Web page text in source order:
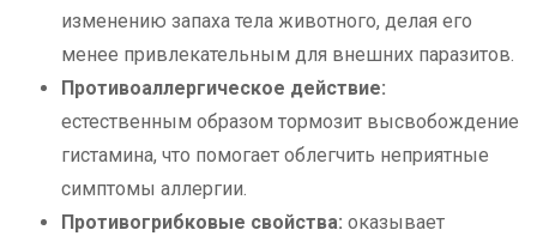
изменению запаха тела животного, делая его
менее привлекательным для внешних паразитов.
Противоаллергическое действие:
естественным образом тормозит высвобождение
гистамина, что помогает облегчить неприятные
симптомы аллергии.
Противогрибковые свойства: оказывает